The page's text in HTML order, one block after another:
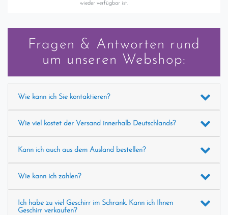
wieder verfügbar ist.
Fragen & Antworten rund
um unseren Webshop:
Wie kann ich Sie kontaktieren?
Wie viel kostet der Versand innerhalb Deutschlands?
Kann ich auch aus dem Ausland bestellen?
Wie kann ich zahlen?
Ich habe zu viel Geschirr im Schrank. Kann ich Ihnen
Geschirr verkaufen?